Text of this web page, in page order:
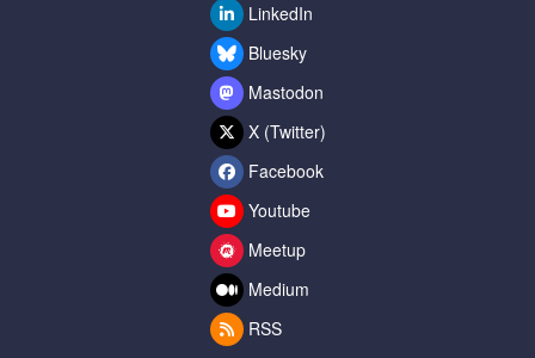
LinkedIn
Bluesky
Mastodon
X (Twitter)
Facebook
Youtube
Meetup
Medium
RSS